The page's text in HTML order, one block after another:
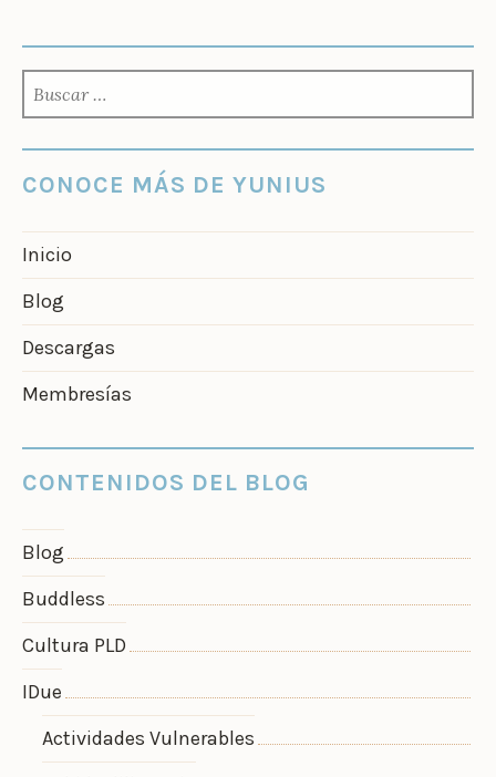
CONOCE MÁS DE YUNIUS
Inicio
Blog
Descargas
Membresías
CONTENIDOS DEL BLOG
Blog
Buddless
Cultura PLD
IDue
Actividades Vulnerables